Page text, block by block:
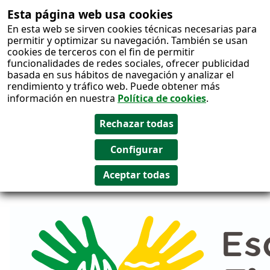
Esta página web usa cookies
En esta web se sirven cookies técnicas necesarias para
permitir y optimizar su navegación. También se usan
cookies de terceros con el fin de permitir
funcionalidades de redes sociales, ofrecer publicidad
basada en sus hábitos de navegación y analizar el
rendimiento y tráfico web. Puede obtener más
información en nuestra Política de cookies.
Salto al
contenido